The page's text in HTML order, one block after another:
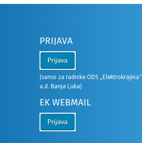
PRIJAVA
(samo za radnike ODS „Elektrokrajina“
a.d. Banja Luka)
EK WEBMAIL